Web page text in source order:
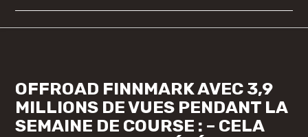
OFFROAD FINNMARK AVEC 3,9
MILLIONS DE VUES PENDANT LA
SEMAINE DE COURSE : – CELA